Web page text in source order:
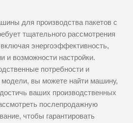
для производства пакетов с
тщательного рассмотрения
энергоэффективность,
и возможности настройки.
потребности и
вы можете найти машину,
ваших производственных
послепродажную
чтобы гарантировать